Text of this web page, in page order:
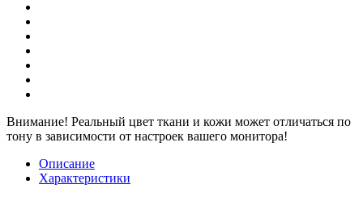
Внимание! Реальный цвет ткани и кожи может отличаться по
тону в зависимости от настроек вашего монитора!
Описание
Характеристики